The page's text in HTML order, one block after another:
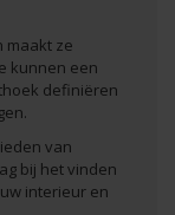
maakt ze
kunnen een
definiëren
van
bij het vinden
interieur en